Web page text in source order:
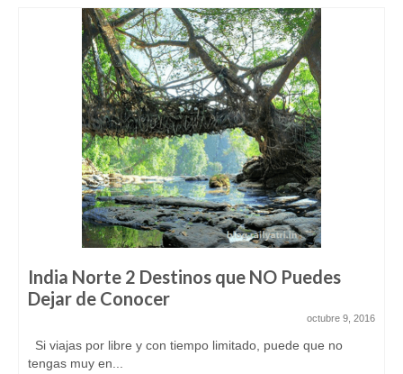
India Norte 2 Destinos que NO Puedes
Dejar de Conocer
octubre 9, 2016
Si viajas por libre y con tiempo limitado, puede que no
tengas muy en...